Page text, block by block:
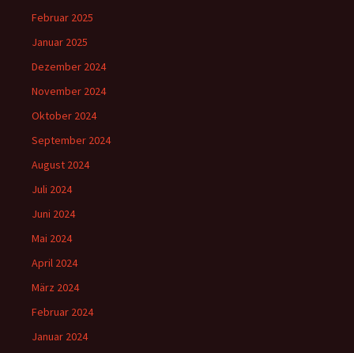
Februar 2025
Januar 2025
Dezember 2024
November 2024
Oktober 2024
September 2024
August 2024
Juli 2024
Juni 2024
Mai 2024
April 2024
März 2024
Februar 2024
Januar 2024